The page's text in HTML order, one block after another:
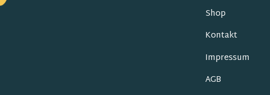
Shop
Kontakt
Impressum
AGB